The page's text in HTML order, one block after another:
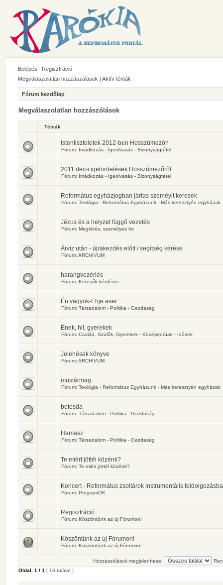
Belépés
Regisztráció
Megválaszolatlan hozzászólások | Aktív témák
Fórum kezdőlap
Megválaszolatlan hozzászólások
Témák
Istentiszteletek 2012-ben Hosszúmezőn
Fórum: Imádkozás - Igeolvasás - Bizonyságtétel
2011 dec-i igehirdetések Hosszúmezőről
Fórum: Imádkozás - Igeolvasás - Bizonyságtétel
Református egyházjogban jártas szeméylt keresek
Fórum: Teológia - Református Egyházunk - Más keresztyén egyházak
Jézus és a helyzet függő vezetés
Fórum: Megtérés, személyes hit
Árvíz után - újrakezdés előtt / segítség kérése
Fórum: ARCHIVUM
harangvezérlés
Fórum: Keresők kérdései
Én vagyok-Ehje aser
Fórum: Társadalom - Politika - Gazdaság
Ének, hit, gyerekek
Fórum: Család, Szülők, Gyerekek - Középkorúak - Idősek
Jelenések könyve
Fórum: ARCHIVUM
mustármag
Fórum: Teológia - Református Egyházunk - Más keresztyén egyházak
betesda
Fórum: Társadalom - Politika - Gazdaság
Hamasz
Fórum: Társadalom - Politika - Gazdaság
Te miért jöttél közénk?
Fórum: Te miért jöttél közénk?
Koncert - Református zsoltárok instrumentális
Fórum: ProgramOK
Regisztráció
Fórum: Köszöntünk az új Fórumon!
Köszöntünk az új Fórumon!
Fórum: Köszöntünk az új Fórumon!
Hozzászólások megjelenítése:
Oldal: 1 / 1 [ 16 találat ]